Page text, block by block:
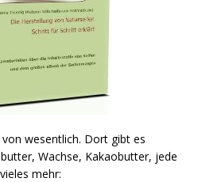
wesentlich. Dort gibt es
Wachse, Kakaobutter, jede
mehr: